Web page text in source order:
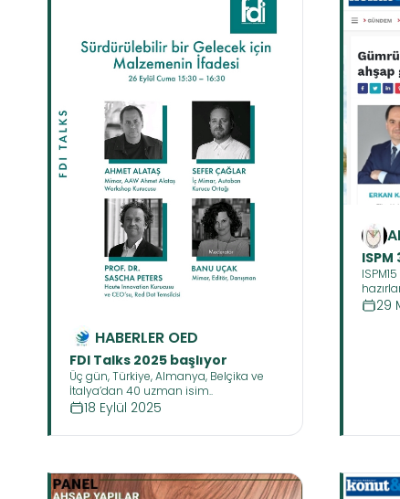
HABERLER OED
FDI Talks 2025 başlıyor
Üç gün, Türkiye, Almanya, Belçika ve
İtalya’dan 40 uzman isim..
18 Eylül 2025
ISPM
masif
29